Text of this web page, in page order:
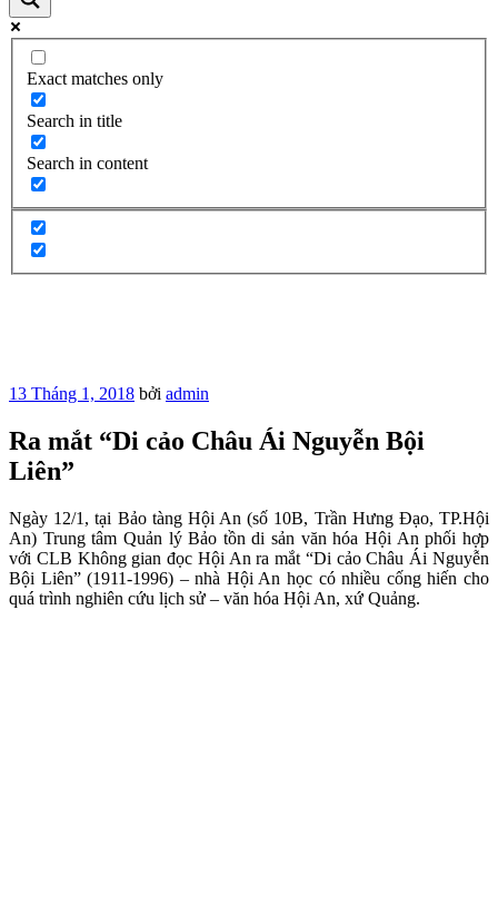
Exact matches only
Search in title
Search in content
Đăng
13 Tháng 1, 2018 bởi admin
Ra mắt “Di cảo Châu Ái Nguyễn Bội
Liên”
Ngày 12/1, tại Bảo tàng Hội An (số 10B, Trần Hưng Đạo, TP.Hội
An) Trung tâm Quản lý Bảo tồn di sản văn hóa Hội An phối hợp
với CLB Không gian đọc Hội An ra mắt “Di cảo Châu Ái Nguyễn
Bội Liên” (1911-1996) – nhà Hội An học có nhiều cống hiến cho
quá trình nghiên cứu lịch sử – văn hóa Hội An, xứ Quảng.